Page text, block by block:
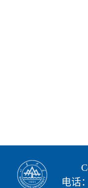
电话